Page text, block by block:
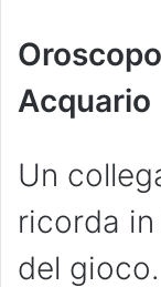
Acquario
Un
ricorda
del